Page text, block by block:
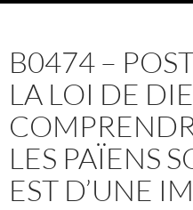
B0474 –
LA LOI DE
LES PAÏENS
EST D’UNE